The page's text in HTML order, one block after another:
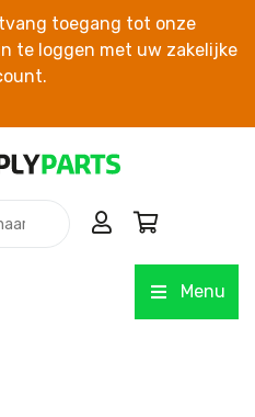
toegang tot onze
te loggen met uw zakelijke
Menu